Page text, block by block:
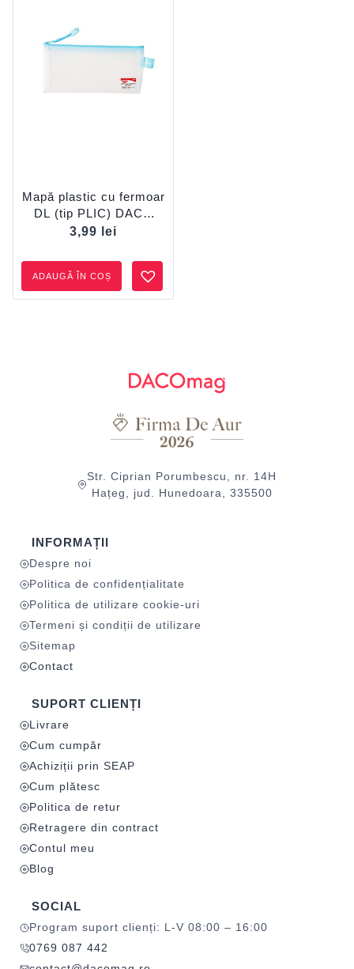
Mapă plastic cu fermoar
DL (tip PLIC) DACO
MP305
3,99 lei
ADAUGĂ ÎN COȘ
Str. Ciprian Porumbescu, nr. 14H
Hațeg, jud. Hunedoara, 335500
INFORMAȚII
Despre noi
Politica de confidențialitate
Politica de utilizare cookie-uri
Termeni și condiții de utilizare
Sitemap
Contact
SUPORT CLIENȚI
Livrare
Cum cumpăr
Achiziții prin SEAP
Cum plătesc
Politica de retur
Retragere din contract
Contul meu
Blog
SOCIAL
Program suport clienți: L-V 08:00 – 16:00
0769 087 442